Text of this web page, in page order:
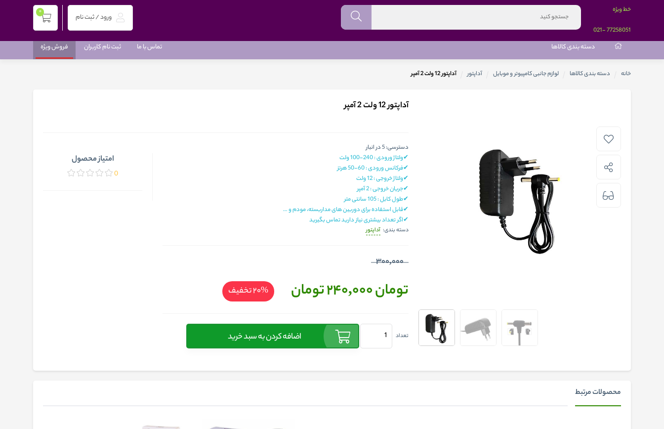
خط ویژه
77258051
-021
ورود / ثبت نام
0
دسته بندی کالاها تماس با ما ثبت نام کاربران فروش ویژه
خانه دسته بندی کالاها لوازم جانبی کامپیوتر و موبایل آداپتور آداپتور 12 ولت 2 آمپر
آداپتور 12 ولت 2 آمپر
دسترسی:5 در انبار
✔ولتاژ ورودی : 240-100 ولت
✔فرکانس ورودی : 60-50 هرتز
✔ولتاژ خروجی : 12 ولت
✔جریان خروجی : 2 آمپر
✔طول کابل : 105 سانتی متر
✔قابل استفاده برای دوربین های مداربسته، مودم و …
✔اگر تعداد بیشتری نیاز دارید تماس بگیرید
دسته بندی: آداپتور
300,000
تومان 240,000 تومان %20 تخفیف
تعداد اضافه کردن به سبد خرید
امتیاز محصول
0
محصولات مرتبط